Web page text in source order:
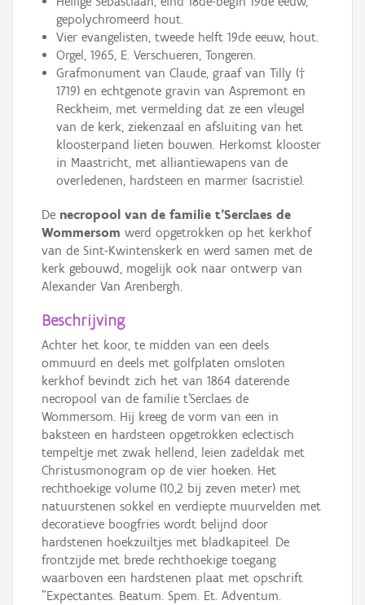
gepolychromeerd hout.
Vier evangelisten, tweede helft 19de eeuw, hout.
Orgel, 1965, E. Verschueren, Tongeren.
Grafmonument van Claude, graaf van Tilly (†
1719) en echtgenote gravin van Aspremont en
Reckheim, met vermelding dat ze een vleugel
van de kerk, ziekenzaal en afsluiting van het
kloosterpand lieten bouwen. Herkomst klooster
in Maastricht, met alliantiewapens van de
overledenen, hardsteen en marmer (sacristie).
De necropool van de familie t’Serclaes de
Wommersom werd opgetrokken op het kerkhof
van de Sint-Kwintenskerk en werd samen met de
kerk gebouwd, mogelijk ook naar ontwerp van
Alexander Van Arenbergh.
Beschrijving
Achter het koor, te midden van een deels
ommuurd en deels met golfplaten omsloten
kerkhof bevindt zich het van 1864 daterende
necropool van de familie t’Serclaes de
Wommersom. Hij kreeg de vorm van een in
baksteen en hardsteen opgetrokken eclectisch
tempeltje met zwak hellend, leien zadeldak met
Christusmonogram op de vier hoeken. Het
rechthoekige volume (10,2 bij zeven meter) met
natuurstenen sokkel en verdiepte muurvelden met
decoratieve boogfries wordt belijnd door
hardstenen hoekzuiltjes met bladkapiteel. De
frontzijde met brede rechthoekige toegang
waarboven een hardstenen plaat met opschrift
"Expectantes. Beatum. Spem. Et. Adventum.